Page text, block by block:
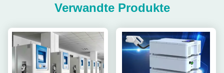
Verwandte Produkte